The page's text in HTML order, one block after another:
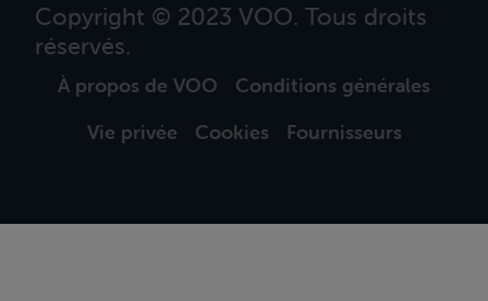
Copyright © 2023 VOO. Tous droits
réservés.
À propos de VOO
Conditions générales
Vie privée
Cookies Fournisseurs